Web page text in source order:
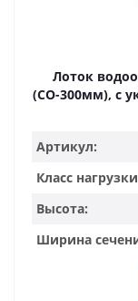
Лоток
(СО-300мм), с
Артикул:
Класс
Высота:
Ширина